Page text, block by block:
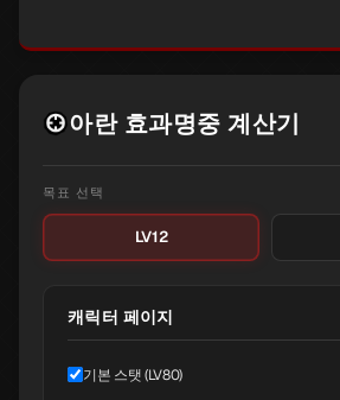
아란 효과명중 계산기
목표 선택
LV12
캐릭터 페이지
기본 스탯 (LV80)